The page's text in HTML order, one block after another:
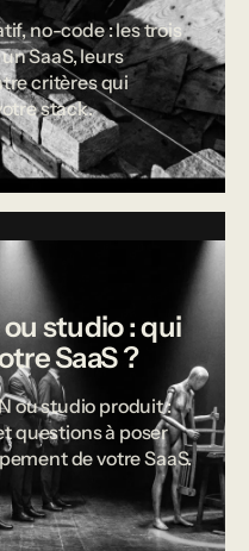
no-code : les trois
SaaS, leurs
critères qui
stack.
studio : qui
SaaS ?
ou studio produit :
questions à poser
de votre SaaS.